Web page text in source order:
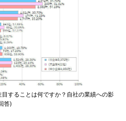
することは何ですか？自社の業績への影
答)